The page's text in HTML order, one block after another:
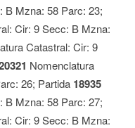
B Mzna: 58 Parc: 23;
Cir: 9 Secc: B Mzna:
Catastral: Cir: 9
Nomenclatura
26; Partida 18935
B Mzna: 58 Parc: 27;
Cir: 9 Secc: B Mzna: